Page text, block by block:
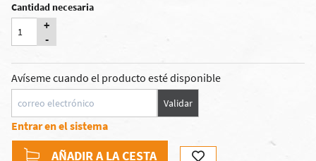
Cantidad necesaria
+
-
Avíseme cuando el producto esté disponible
Validar
Entrar en el sistema
AÑADIR A LA CESTA